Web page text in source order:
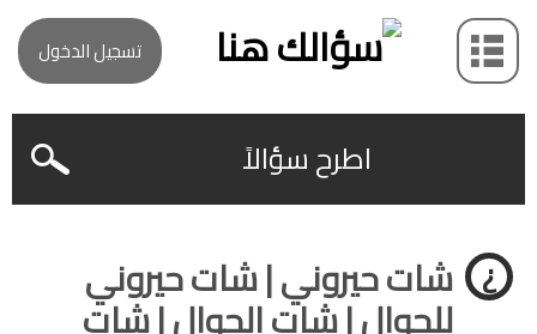
تسجيل الدخول
اطرح سؤالاً
شات حيروني | شات حيروني
للجوال | شات الجوال | شات